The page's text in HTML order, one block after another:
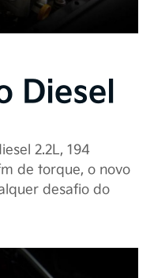
Diesel
2.2L, 194
de torque, o novo
desafio do